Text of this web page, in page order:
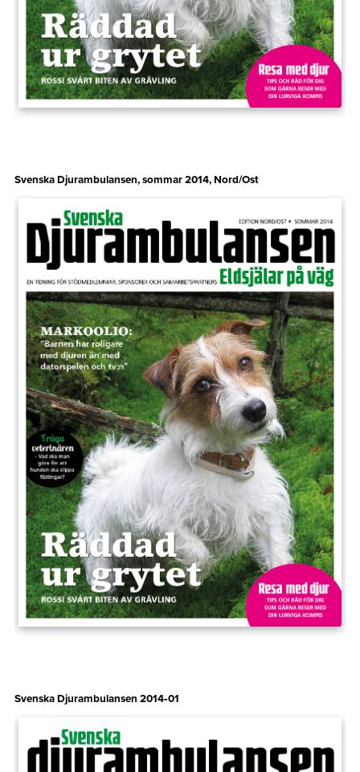
Svenska Djurambulansen, sommar 2014, Nord/Ost
Svenska Djurambulansen 2014‑01